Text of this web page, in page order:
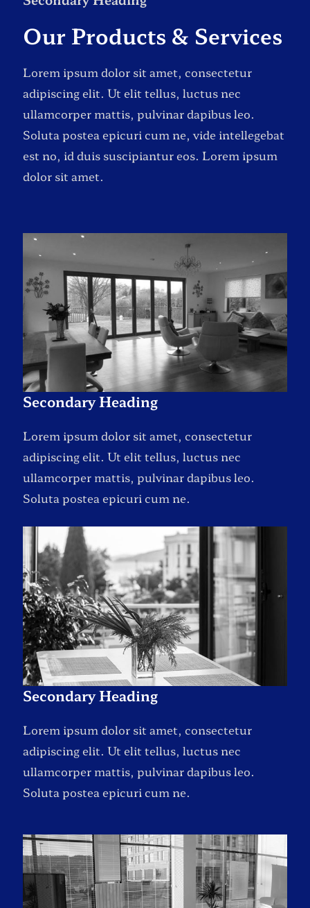
Our Products & Services
Lorem ipsum dolor sit amet, consectetur
adipiscing elit. Ut elit tellus, luctus nec
ullamcorper mattis, pulvinar dapibus leo.
Soluta postea epicuri cum ne, vide intellegebat
est no, id duis suscipiantur eos. Lorem ipsum
dolor sit amet.
Secondary Heading
Lorem ipsum dolor sit amet, consectetur
adipiscing elit. Ut elit tellus, luctus nec
ullamcorper mattis, pulvinar dapibus leo.
Soluta postea epicuri cum ne.
Secondary Heading
Lorem ipsum dolor sit amet, consectetur
adipiscing elit. Ut elit tellus, luctus nec
ullamcorper mattis, pulvinar dapibus leo.
Soluta postea epicuri cum ne.